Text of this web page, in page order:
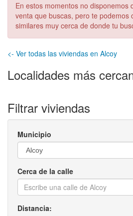
En estos momentos no disponemos
venta que buscas, pero te podemos
similares muy cerca de donde tu
<- Ver todas las viviendas en Alcoy
Localidades más
Filtrar viviendas
Municipio
Cerca de la calle
Distancia: